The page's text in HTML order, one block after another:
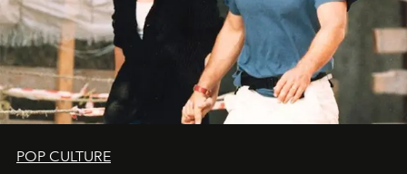
POP CULTURE